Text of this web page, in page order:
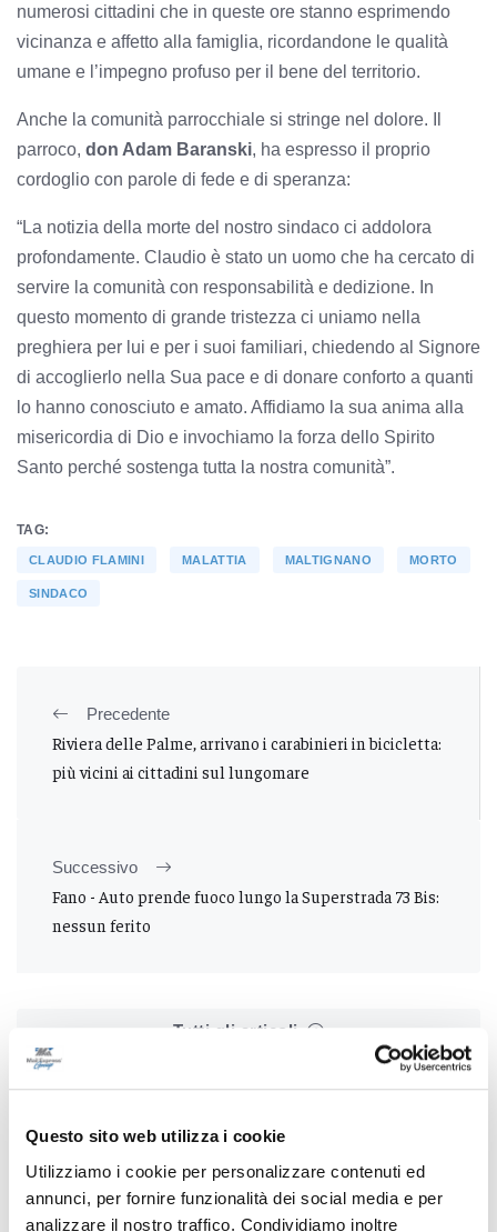
Questo sito web utilizza i cookie
Utilizziamo i cookie per personalizzare contenuti ed
annunci, per fornire funzionalità dei social media e per
analizzare il nostro traffico. Condividiamo inoltre
numerosi cittadini che in queste ore stanno esprimendo
vicinanza e affetto alla famiglia, ricordandone le qualità
umane e l’impegno profuso per il bene del territorio.
Anche la comunità parrocchiale si stringe nel dolore. Il
parroco, don Adam Baranski, ha espresso il proprio
cordoglio con parole di fede e di speranza:
“La notizia della morte del nostro sindaco ci addolora
profondamente. Claudio è stato un uomo che ha cercato di
servire la comunità con responsabilità e dedizione. In
questo momento di grande tristezza ci uniamo nella
preghiera per lui e per i suoi familiari, chiedendo al Signore
di accoglierlo nella Sua pace e di donare conforto a quanti
lo hanno conosciuto e amato. Affidiamo la sua anima alla
misericordia di Dio e invochiamo la forza dello Spirito
Santo perché sostenga tutta la nostra comunità”.
TAG:
CLAUDIO FLAMINI MALATTIA MALTIGNANO MORTO
SINDACO
Precedente
Riviera delle Palme, arrivano i carabinieri in bicicletta:
più vicini ai cittadini sul lungomare
Successivo
Fano - Auto prende fuoco lungo la Superstrada 73 Bis:
nessun ferito
Tutti gli articoli
Correlati